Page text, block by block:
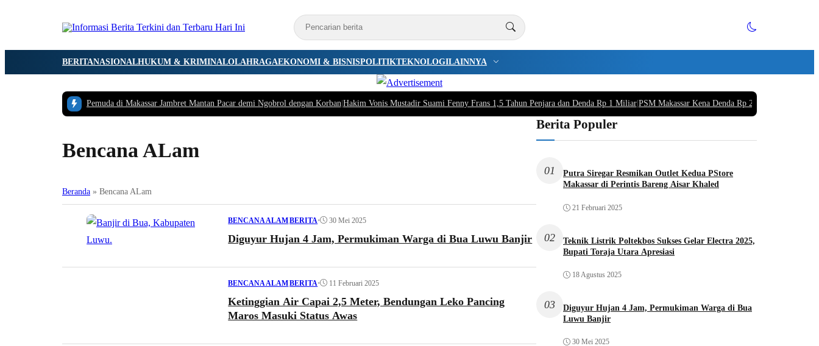
BERITANASIONALHUKUM & KRIMINALOLAHRAGAEKONOMI & BISNISPOLITIKTEKNOLOGILAINNYA
Pemuda di Makassar Jambret Mantan Pacar demi Ngobrol dengan Korban Hakim Vonis Mustadir Suami Fenny Frans 1,5 Tahun Penjara dan Denda Rp 1 Miliar| PSM Makassar Kena Denda Rp 220 Juta Buntut
Bencana ALam
Beranda » Bencana ALam
BENCANA ALAM|BERITA• 30 Mei 2025
Diguyur Hujan 4 Jam, Permukiman Warga di Bua Luwu Banjir
BENCANA ALAM|BERITA• 11 Februari 2025
Ketinggian Air Capai 2,5 Meter, Bendungan Leko Pancing
Maros Masuki Status Awas
Berita Populer
01
Putra Siregar Resmikan Outlet Kedua PStore
Makassar di Perintis Bareng Aisar Khaled
21 Februari 2025
02
Teknik Listrik Poltekbos Sukses Gelar Electra 2025,
Bupati Toraja Utara Apresiasi
18 Agustus 2025
03
Diguyur Hujan 4 Jam, Permukiman Warga di Bua
Luwu Banjir
30 Mei 2025